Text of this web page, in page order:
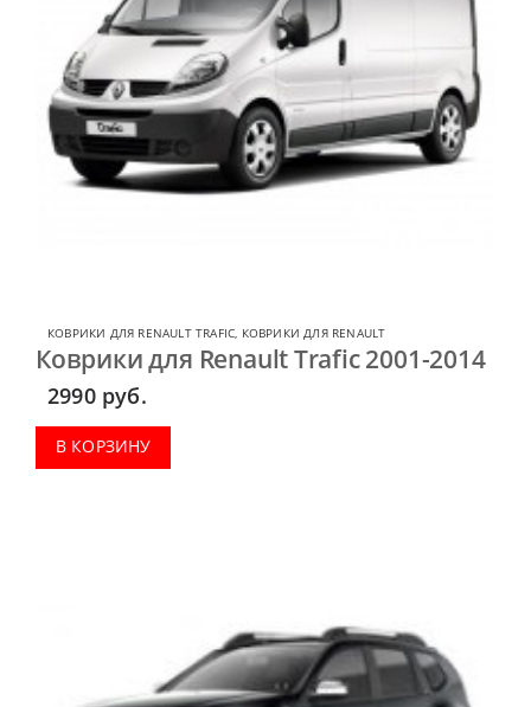
КОВРИКИ ДЛЯ RENAULT TRAFIC, КОВРИКИ ДЛЯ RENAULT
Коврики для Renault Trafic 2001-2014
2990 руб.
В КОРЗИНУ